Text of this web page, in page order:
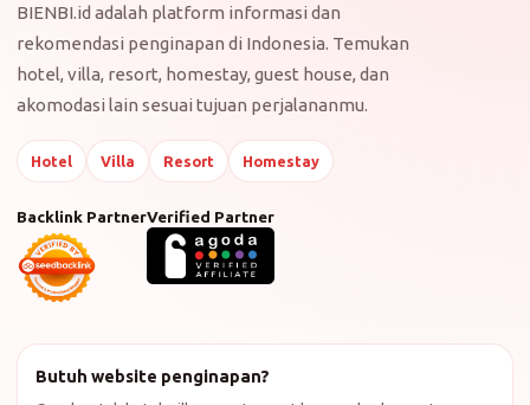
BIENBI.id adalah platform informasi dan
rekomendasi penginapan di Indonesia. Temukan
hotel, villa, resort, homestay, guest house, dan
akomodasi lain sesuai tujuan perjalananmu.
Hotel Villa Resort Homestay
Backlink PartnerVerified Partner
Butuh website penginapan?